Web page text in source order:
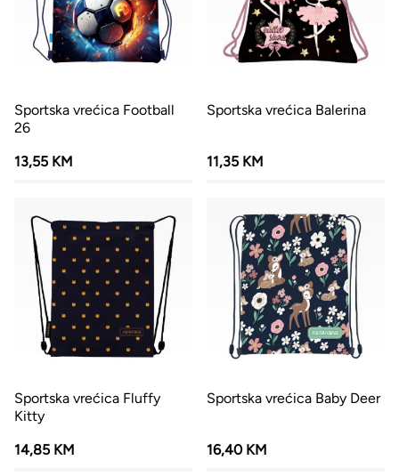
Sportska vrećica Football
26
13,55 KM
Sportska vrećica Balerina
11,35 KM
Sportska vrećica Fluffy
Kitty
14,85 KM
Sportska vrećica Baby Deer
16,40 KM